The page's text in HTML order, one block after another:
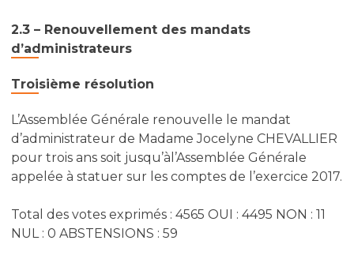
2.3 – Renouvellement des mandats
d’administrateurs
Troisième résolution
L’Assemblée Générale renouvelle le mandat
d’administrateur de Madame Jocelyne CHEVALLIER
pour trois ans soit jusqu’àl’Assemblée Générale
appelée à statuer sur les comptes de l’exercice 2017.
Total des votes exprimés : 4565 OUI : 4495 NON : 11
NUL : 0 ABSTENSIONS : 59